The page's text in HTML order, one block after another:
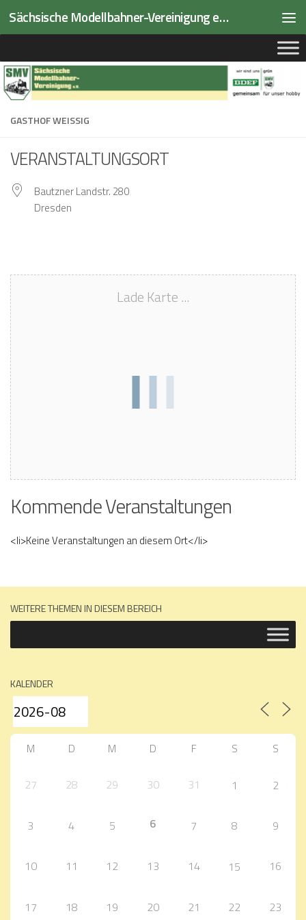
Zum Inhalt springen Sächsische Modellbahner-Vereinigung e.V.
GASTHOF WEISSIG
VERANSTALTUNGSORT
Bautzner Landstr. 280
Dresden
Lade Karte ...
Kommende Veranstaltungen
<li>Keine Veranstaltungen an diesem Ort</li>
WEITERE THEMEN IN DIESEM BEREICH
KALENDER
M D M D F S S
27 28 29 30 31 1 2
3 4 5 6 7 8 9
10 11 12 13 14 15 16
17 18 19 20 21 22 23